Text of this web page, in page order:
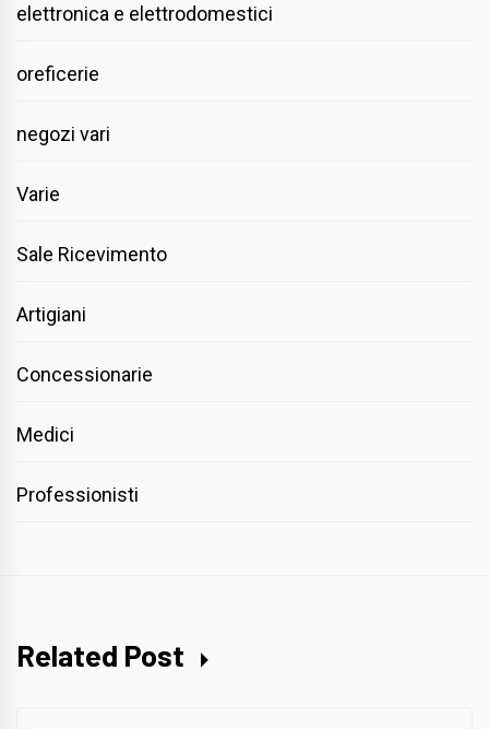
elettronica e elettrodomestici
oreficerie
negozi vari
Varie
Sale Ricevimento
Artigiani
Concessionarie
Medici
Professionisti
Related Post